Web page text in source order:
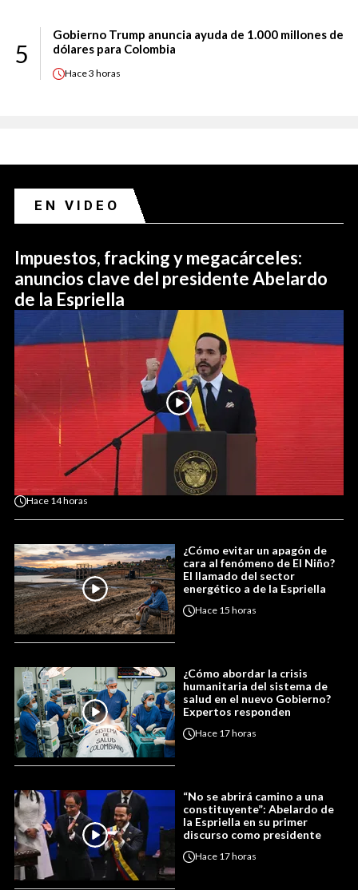
5
Gobierno Trump anuncia ayuda de 1.000 millones de
dólares para Colombia
Hace3 horas
EN VIDEO
Impuestos, fracking y megacárceles:
anuncios clave del presidente Abelardo
de la Espriella
Hace 14 horas
¿Cómo evitar un apagón de
cara al fenómeno de El Niño?
El llamado del sector
energético a de la Espriella
Hace 15 horas
¿Cómo abordar la crisis
humanitaria del sistema de
salud en el nuevo Gobierno?
Expertos responden
Hace 17 horas
“No se abrirá camino a una
constituyente”: Abelardo de
la Espriella en su primer
discurso como presidente
Hace 17 horas